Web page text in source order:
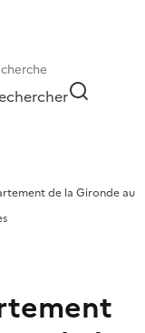
de la Gironde au